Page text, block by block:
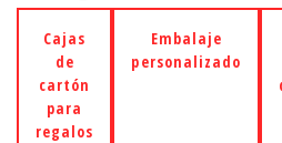
Cajas
de
cartón
para
regalos
Embalaje
personalizado